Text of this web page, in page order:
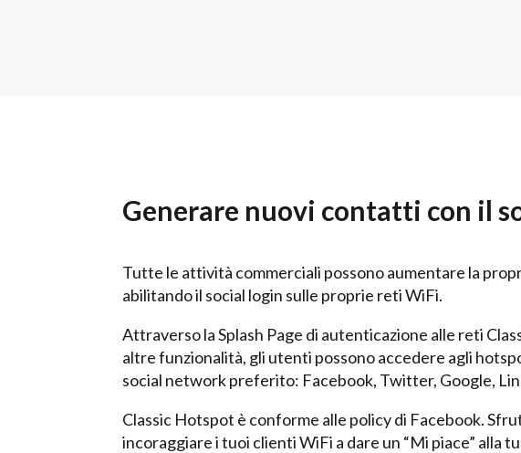
Generare nuovi contatti con il
Tutte le attività commerciali possono aumentare la
abilitando il social login sulle proprie reti WiFi.
Attraverso la Splash Page di autenticazione alle reti
altre funzionalità, gli utenti possono accedere agli
social network preferito: Facebook, Twitter, Google,
Classic Hotspot è conforme alle policy di Facebook.
incoraggiare i tuoi clienti WiFi a dare un “Mi piace” alla